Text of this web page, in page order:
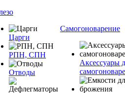
Царги
РПН, СПН
Отводы
Самогоноварение
Аксессуары